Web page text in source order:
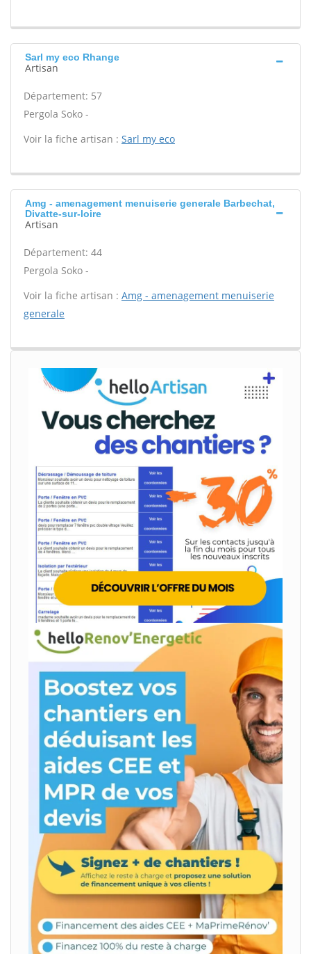
Sarl my eco Rhange
Artisan
Département: 57
Pergola Soko -
Voir la fiche artisan : Sarl my eco
Amg - amenagement menuiserie generale Barbechat,
Divatte-sur-loire
Artisan
Département: 44
Pergola Soko -
Voir la fiche artisan : Amg - amenagement menuiserie
generale